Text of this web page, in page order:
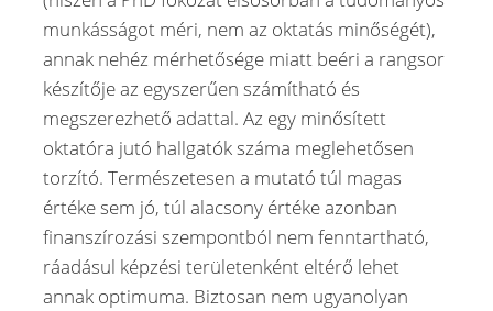
munkásságot méri, nem az oktatás minőségét),
annak nehéz mérhetősége miatt beéri a rangsor
készítője az egyszerűen számítható és
megszerezhető adattal. Az egy minősített
oktatóra jutó hallgatók száma meglehetősen
torzító. Természetesen a mutató túl magas
értéke sem jó, túl alacsony értéke azonban
finanszírozási szempontból nem fenntartható,
ráadásul képzési területenként eltérő lehet
annak optimuma. Biztosan nem ugyanolyan